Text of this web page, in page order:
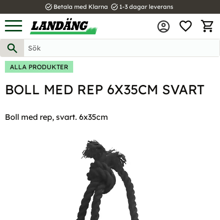
Meny
task_alt Betala med Klarna task_alt 1-3 dagar leverans
ALLA PRODUKTER
BOLL MED REP 6X35CM SVART
Boll med rep, svart. 6x35cm